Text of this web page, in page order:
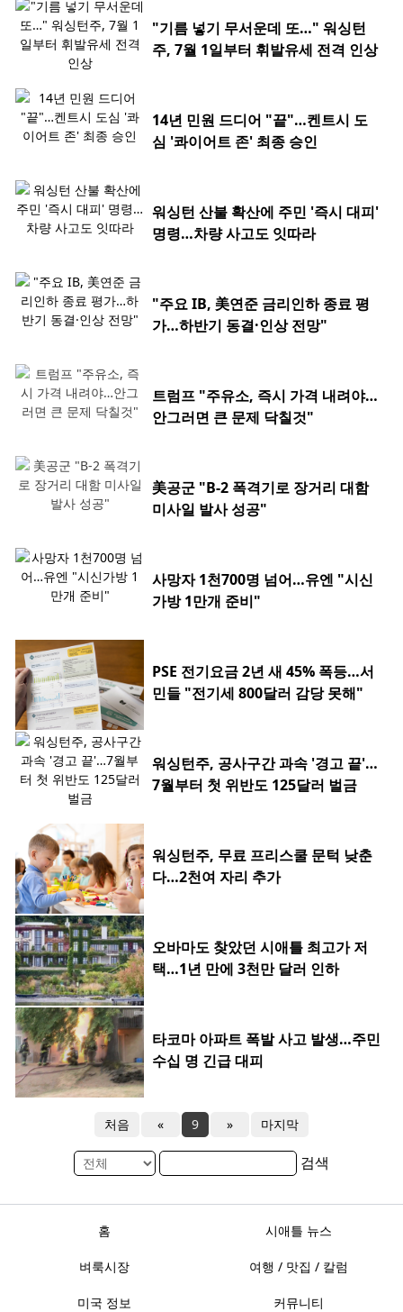
"기름 넣기 무서운데 또…" 워싱턴
주, 7월 1일부터 휘발유세 전격 인상
14년 민원 드디어 "끝"…켄트시 도
심 '콰이어트 존' 최종 승인
워싱턴 산불 확산에 주민 '즉시 대피'
명령…차량 사고도 잇따라
"주요 IB, 美연준 금리인하 종료 평
가…하반기 동결·인상 전망"
트럼프 "주유소, 즉시 가격 내려야…
안그러면 큰 문제 닥칠것"
美공군 "B-2 폭격기로 장거리 대함
미사일 발사 성공"
사망자 1천700명 넘어…유엔 "시신
가방 1만개 준비"
PSE 전기요금 2년 새 45% 폭등…서
민들 "전기세 800달러 감당 못해"
워싱턴주, 공사구간 과속 '경고 끝'…
7월부터 첫 위반도 125달러 벌금
워싱턴주, 무료 프리스쿨 문턱 낮춘
다…2천여 자리 추가
오바마도 찾았던 시애틀 최고가 저
택…1년 만에 3천만 달러 인하
타코마 아파트 폭발 사고 발생…주민
수십 명 긴급 대피
처음 « 9 » 마지막
검색
홈 시애틀 뉴스
벼룩시장 여행 / 맛집 / 칼럼
미국 정보 커뮤니티